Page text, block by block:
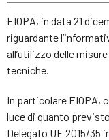
EIOPA, in data 21
riguardante
all’utilizzo delle
tecniche.
In particolare EIOPA,
luce di quanto
Delegato UE 2015/35